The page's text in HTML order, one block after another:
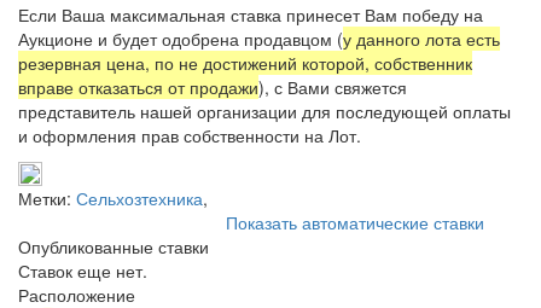
Если Ваша максимальная ставка принесет Вам победу на
Аукционе и будет одобрена продавцом (у данного лота есть
резервная цена, по не достижений которой, собственник
вправе отказаться от продажи), с Вами свяжется
представитель нашей организации для последующей оплаты
и оформления прав собственности на Лот.
Метки: Сельхозтехника,
Показать автоматические ставки
Опубликованные ставки
Ставок еще нет.
Расположение